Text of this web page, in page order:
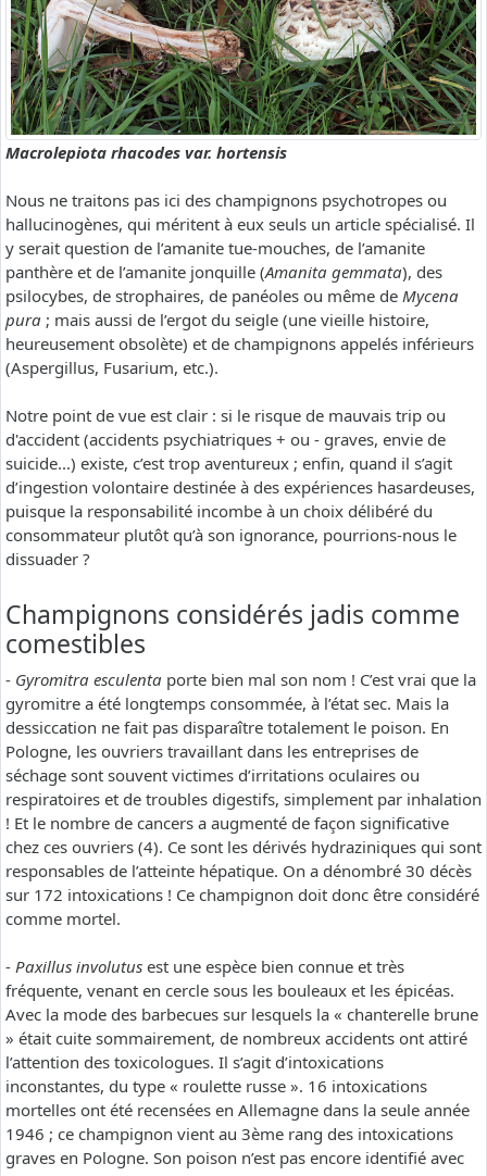
Macrolepiota rhacodes var. hortensis
Nous ne traitons pas ici des champignons psychotropes ou
hallucinogènes, qui méritent à eux seuls un article spécialisé. Il
y serait question de l’amanite tue-mouches, de l’amanite
panthère et de l’amanite jonquille (Amanita gemmata), des
psilocybes, de strophaires, de panéoles ou même de Mycena
pura ; mais aussi de l’ergot du seigle (une vieille histoire,
heureusement obsolète) et de champignons appelés inférieurs
(Aspergillus, Fusarium, etc.).
Notre point de vue est clair : si le risque de mauvais trip ou
d'accident (accidents psychiatriques + ou - graves, envie de
suicide...) existe, c’est trop aventureux ; enfin, quand il s’agit
d’ingestion volontaire destinée à des expériences hasardeuses,
puisque la responsabilité incombe à un choix délibéré du
consommateur plutôt qu’à son ignorance, pourrions-nous le
dissuader ?
Champignons considérés jadis comme
comestibles
- Gyromitra esculenta porte bien mal son nom ! C’est vrai que la
gyromitre a été longtemps consommée, à l’état sec. Mais la
dessiccation ne fait pas disparaître totalement le poison. En
Pologne, les ouvriers travaillant dans les entreprises de
séchage sont souvent victimes d’irritations oculaires ou
respiratoires et de troubles digestifs, simplement par inhalation
! Et le nombre de cancers a augmenté de façon significative
chez ces ouvriers (4). Ce sont les dérivés hydraziniques qui sont
responsables de l’atteinte hépatique. On a dénombré 30 décès
sur 172 intoxications ! Ce champignon doit donc être considéré
comme mortel.
- Paxillus involutus est une espèce bien connue et très
fréquente, venant en cercle sous les bouleaux et les épicéas.
Avec la mode des barbecues sur lesquels la « chanterelle brune
» était cuite sommairement, de nombreux accidents ont attiré
l’attention des toxicologues. Il s’agit d’intoxications
inconstantes, du type « roulette russe ». 16 intoxications
mortelles ont été recensées en Allemagne dans la seule année
1946 ; ce champignon vient au 3ème rang des intoxications
graves en Pologne. Son poison n’est pas encore identifié avec